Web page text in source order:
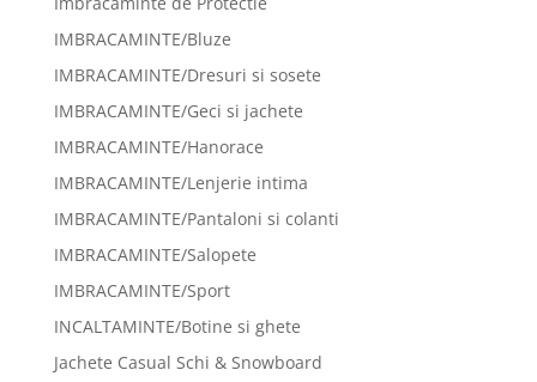
IMBRACAMINTE/Bluze
IMBRACAMINTE/Dresuri si sosete
IMBRACAMINTE/Geci si jachete
IMBRACAMINTE/Hanorace
IMBRACAMINTE/Lenjerie intima
IMBRACAMINTE/Pantaloni si colanti
IMBRACAMINTE/Salopete
IMBRACAMINTE/Sport
INCALTAMINTE/Botine si ghete
Jachete Casual Schi & Snowboard